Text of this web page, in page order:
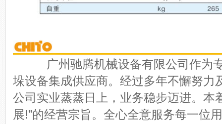
广州驰腾机械设备有限公司作为专
垛设备集成供应商。经过多年不懈努力
公司实业蒸蒸日上，业务稳步迈进。本
展!”的经营宗旨。全心全意服务每一位